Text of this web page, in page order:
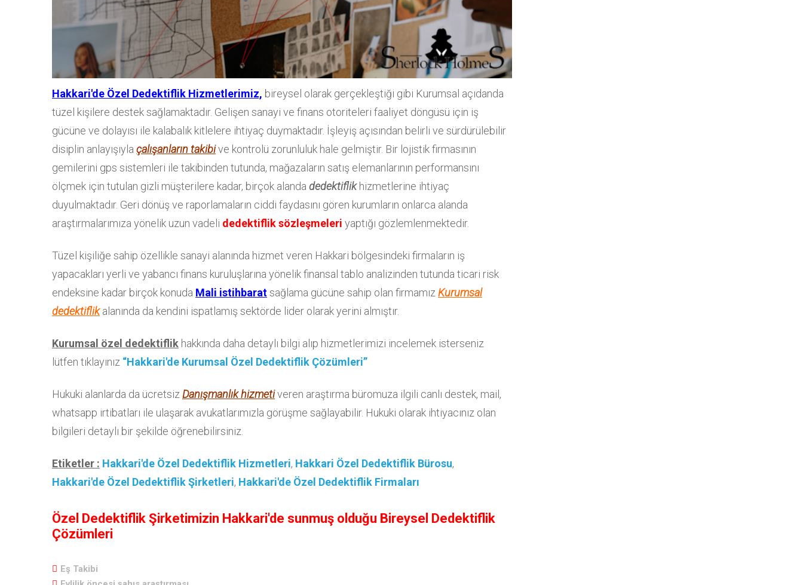
Hakkari'de Özel Dedektiflik Hizmetlerimiz, bireysel olarak gerçekleştiği gibi Kurumsal açıdanda
tüzel kişilere destek sağlamaktadır. Gelişen sanayi ve finans otoriteleri faaliyet döngüsü için iş
gücüne ve dolayısı ile kalabalık kitlelere ihtiyaç duymaktadır. İşleyiş açısından belirli ve sürdürülebilir
disiplin anlayışıyla çalışanların takibive kontrolü zorunluluk hale gelmiştir. Bir lojistik firmasının
gemilerini gps sistemleri ile takibinden tutunda, mağazaların satış elemanlarının performansını
ölçmek için tutulan gizli müşterilere kadar, birçok alanda dedektiflikhizmetlerine ihtiyaç
duyulmaktadır. Geri dönüş ve raporlamaların ciddi faydasını gören kurumların onlarca alanda
araştırmalarımıza yönelik uzun vadeli dedektiflik sözleşmeleri yaptığı gözlemlenmektedir.
Tüzel kişiliğe sahip özellikle sanayi alanında hizmet veren Hakkari bölgesindeki firmaların iş
yapacakları yerli ve yabancı finans kuruluşlarına yönelik finansal tablo analizinden tutunda ticari risk
endeksine kadar birçok konuda Mali istihbaratsağlama gücüne sahip olan firmamız Kurumsal
dedektiflikalanında da kendini ispatlamış sektörde lider olarak yerini almıştır.
Kurumsal özel dedektiflik hakkında daha detaylı bilgi alıp hizmetlerimizi incelemek isterseniz
lütfen tıklayınız “Hakkari'de Kurumsal Özel Dedektiflik Çözümleri”
Hukuki alanlarda da ücretsiz Danışmanlık hizmetiveren araştırma büromuza ilgili canlı destek, mail,
whatsapp irtibatları ile ulaşarak avukatlarımızla görüşme sağlayabilir. Hukuki olarak ihtiyacınız olan
bilgileri detaylı bir şekilde öğrenebilirsiniz.
Etiketler : Hakkari'de Özel Dedektiflik Hizmetleri, Hakkari Özel Dedektiflik Bürosu,
Hakkari'de Özel Dedektiflik Şirketleri, Hakkari'de Özel Dedektiflik Firmaları
Özel Dedektiflik Şirketimizin Hakkari'de sunmuş olduğu Bireysel Dedektiflik
Çözümleri
Eş Takibi